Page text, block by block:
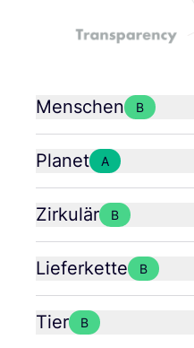
Menschen B
Planet A
Zirkulär B
Lieferkette B
Tier B